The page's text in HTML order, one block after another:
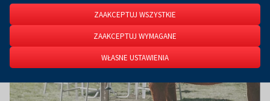
ZAAKCEPTUJ WSZYSTKIE
ZAAKCEPTUJ WYMAGANE
WŁASNE USTAWIENIA